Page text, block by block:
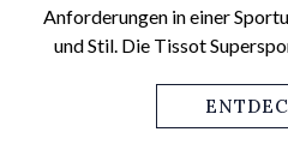
Anforderungen in einer
und Stil. Die Tissot
genauso im Büroalltag wie
tragen